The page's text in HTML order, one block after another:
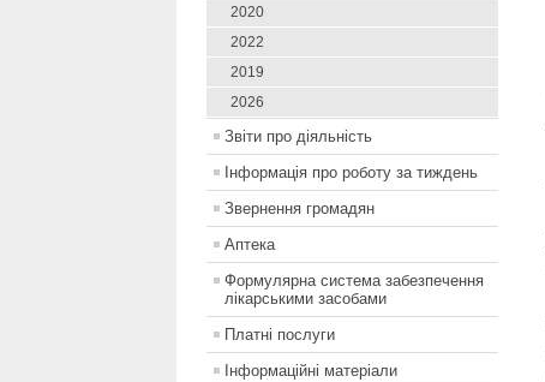
2020
2022
2019
2026
Звіти про діяльність
Інформація про роботу за тиждень
Звернення громадян
Аптека
Формулярна система забезпечення
лікарськими засобами
Платні послуги
Інформаційні матеріали